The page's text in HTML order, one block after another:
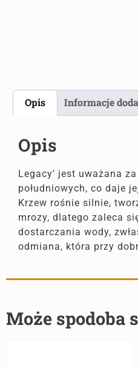
Opis Informacje
Opis
Legacy’ jest uważana
południowych, co daje
Krzew rośnie silnie,
mrozy, dlatego zaleca
dostarczania wody,
odmiana, która przy
Może spodoba